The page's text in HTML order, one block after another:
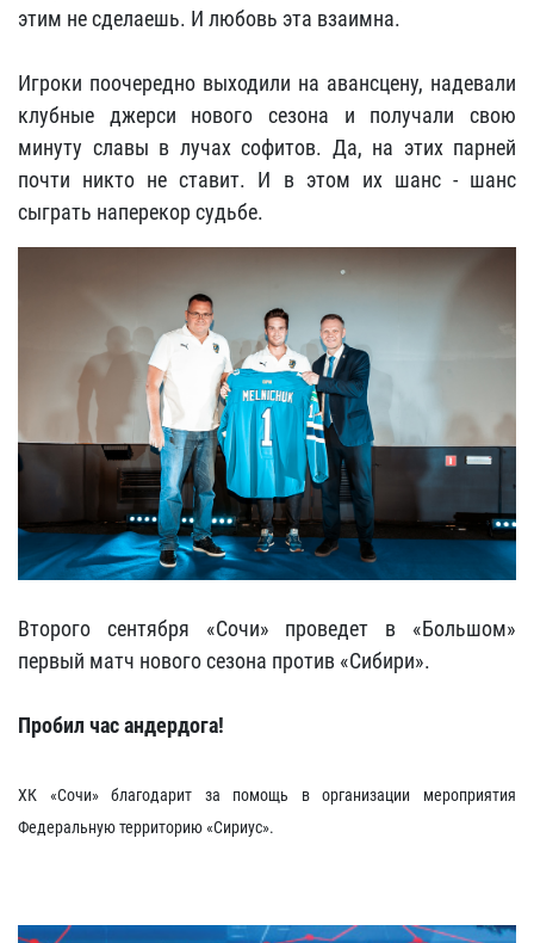
этим не сделаешь. И любовь эта взаимна.
Игроки поочередно выходили на авансцену, надевали
клубные джерси нового сезона и получали свою
минуту славы в лучах софитов. Да, на этих парней
почти никто не ставит. И в этом их шанс - шанс
сыграть наперекор судьбе.
Второго сентября «Сочи» проведет в «Большом»
первый матч нового сезона против «Сибири».
Пробил час андердога!
ХК «Сочи» благодарит за помощь в организации мероприятия
Федеральную территорию «Сириус».